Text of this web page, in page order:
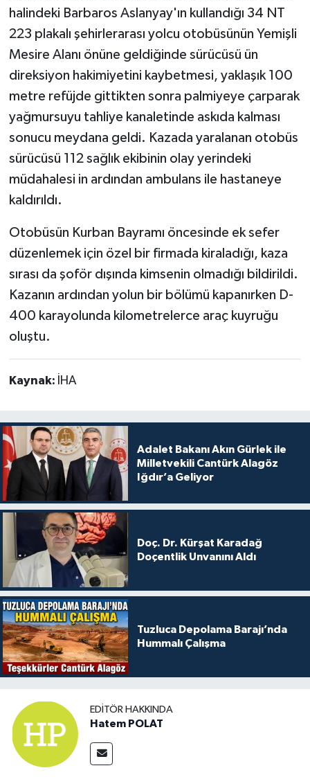
halindeki Barbaros Aslanyay'ın kullandığı 34 NT
223 plakalı şehirlerarası yolcu otobüsünün Yemişli
Mesire Alanı önüne geldiğinde sürücüsü ün
direksiyon hakimiyetini kaybetmesi, yaklaşık 100
metre refüjde gittikten sonra palmiyeye çarparak
yağmursuyu tahliye kanaletinde askıda kalması
sonucu meydana geldi. Kazada yaralanan otobüs
sürücüsü 112 sağlık ekibinin olay yerindeki
müdahalesi in ardından ambulans ile hastaneye
kaldırıldı.
Otobüsün Kurban Bayramı öncesinde ek sefer
düzenlemek için özel bir firmada kiraladığı, kaza
sırası da şoför dışında kimsenin olmadığı bildirildi.
Kazanın ardından yolun bir bölümü kapanırken D-
400 karayolunda kilometrelerce araç kuyruğu
oluştu.
Kaynak: İHA
Adalet Bakanı Akın Gürlek ile
Milletvekili Cantürk Alagöz
Iğdır’a Geliyor
Doç. Dr. Kürşat Karadağ
Doçentlik Unvanını Aldı
Tuzluca Depolama Barajı’nda
Hummalı Çalışma
EDITÖR HAKKINDA
Hatem POLAT